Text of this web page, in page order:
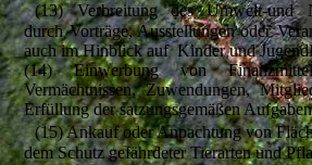
(13) Verbreitung des Umwelt-und
durch Vorträge, Ausstellungen oder
auch im Hinblick auf Kinder und
(14) Einwerbung von
Vermächtnissen, Zuwendungen,
Erfüllung der satzungsgemäßen
(15) Ankauf oder Anpachtung von
dem Schutz gefährdeter Tierarten und